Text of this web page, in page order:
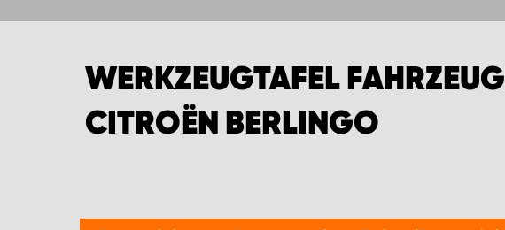
ARTIKEL
WERKZEUGTAFEL
CITROËN BERLINGO